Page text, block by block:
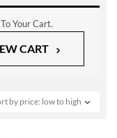
To Your Cart.
CART
by price: low to high